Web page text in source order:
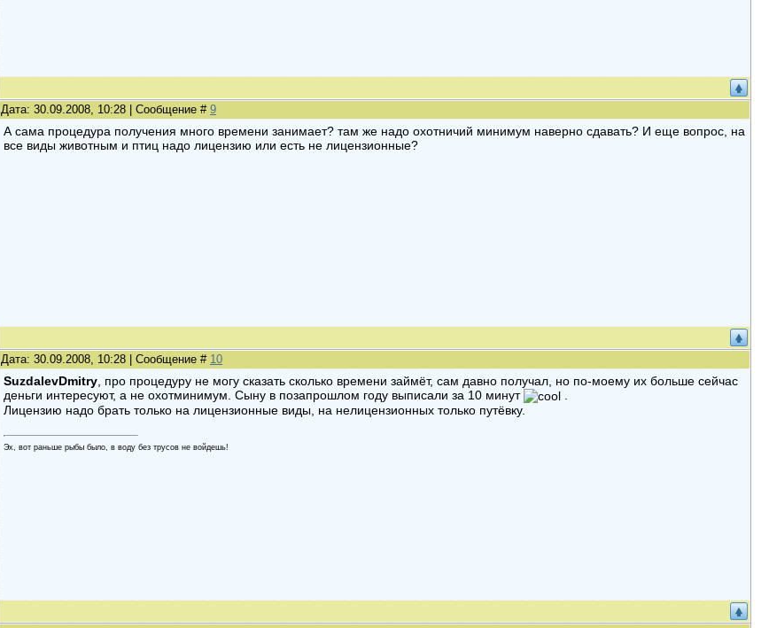
Дата: 30.09.2008, 10:28 | Сообщение # 9
А сама процедура получения много времени занимает? там же надо охотничий минимум наверно сдавать? И еще вопрос, на
все виды животным и птиц надо лицензию или есть не лицензионные?
Дата: 30.09.2008, 10:28 | Сообщение # 10
SuzdalevDmitry , про процедуру не могу сказать сколько времени займёт, сам давно получал, но по-моему их больше сейчас
деньги интересуют, а не охотминимум. Сыну в позапрошлом году выписали за 10 минут
Лицензию надо брать только на лицензионные виды, на нелицензионных только путёвку.
Эх, вот раньше рыбы было, в воду без трусов не войдешь!